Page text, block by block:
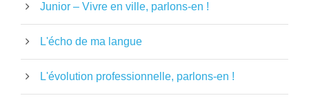
Junior – Vivre en ville, parlons-en !
L'écho de ma langue
L'évolution professionnelle, parlons-en !